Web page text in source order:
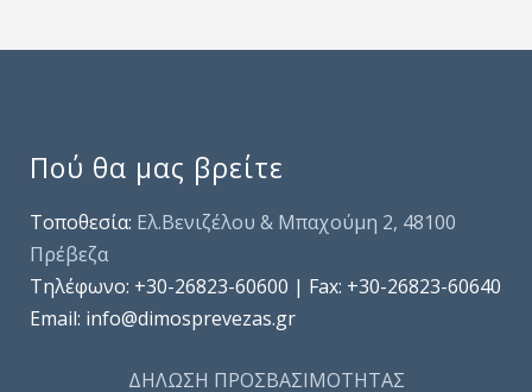
Πού θα μας βρείτε
Τοποθεσία: Ελ.Βενιζέλου & Μπαχούμη 2, 48100
Πρέβεζα
Τηλέφωνo: +30-26823-60600 | Fax: +30-26823-60640
Email: info@dimosprevezas.gr
ΔΗΛΩΣΗ ΠΡΟΣΒΑΣΙΜΟΤΗΤΑΣ